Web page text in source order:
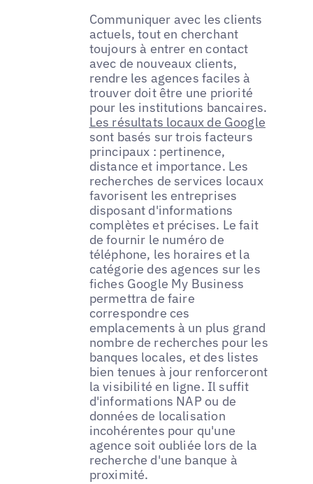
Communiquer avec les clients
actuels, tout en cherchant
toujours à entrer en contact
avec de nouveaux clients,
rendre les agences faciles à
trouver doit être une priorité
pour les institutions bancaires.
Les résultats locaux de Google
sont basés sur trois facteurs
principaux : pertinence,
distance et importance. Les
recherches de services locaux
favorisent les entreprises
disposant d'informations
complètes et précises. Le fait
de fournir le numéro de
téléphone, les horaires et la
catégorie des agences sur les
fiches Google My Business
permettra de faire
correspondre ces
emplacements à un plus grand
nombre de recherches pour les
banques locales, et des listes
bien tenues à jour renforceront
la visibilité en ligne. Il suffit
d'informations NAP ou de
données de localisation
incohérentes pour qu'une
agence soit oubliée lors de la
recherche d'une banque à
proximité.